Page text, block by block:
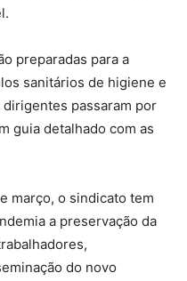
preparadas para a
sanitários de higiene e
passaram por
guia detalhado com as
março, o sindicato tem
a preservação da
do novo